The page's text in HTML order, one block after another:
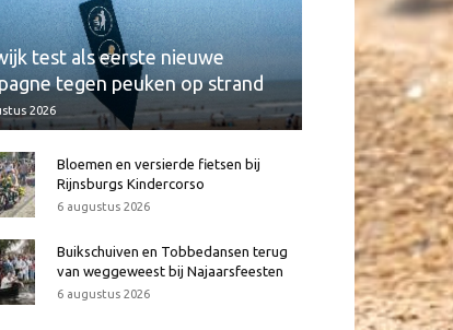
test als eerste nieuwe
tegen peuken op strand
2026
Bloemen en versierde fietsen bij
Rijnsburgs Kindercorso
6 augustus 2026
Buikschuiven en Tobbedansen terug
van weggeweest bij Najaarsfeesten
6 augustus 2026